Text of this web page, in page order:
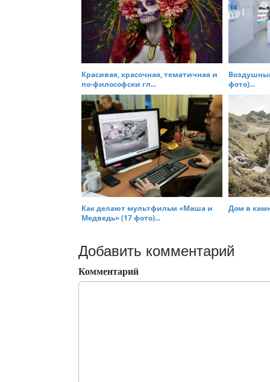
Красивая, красочная, тематичная и
по-философски гл...
фото)...
Как делают мультфильм «Маша и
Медведь» (17 фото)...
Дом в
Добавить комментарий
Комментарий